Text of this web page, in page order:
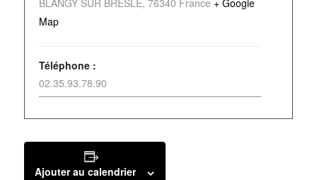
BLANGY SUR BRESLE, 76340 France + Google
Map
Téléphone :
02.35.93.78.90
Ajouter au calendrier